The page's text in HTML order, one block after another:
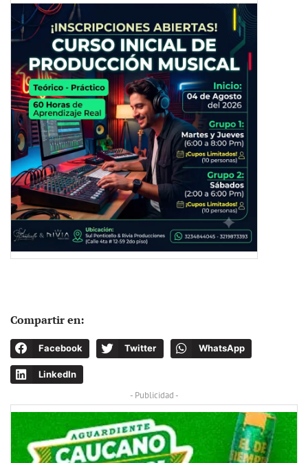
Compartir en:
Facebook Twitter WhatsApp
LinkedIn
- Publicidad -